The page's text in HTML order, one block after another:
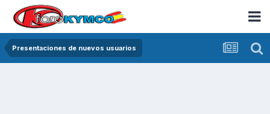
Presentaciones de nuevos usuarios